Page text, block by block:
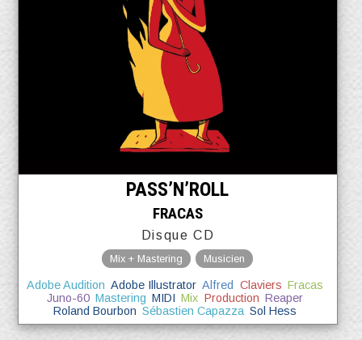
PASS’N’ROLL
FRACAS
Disque CD
Mix + Mastering Musicien
Adobe Audition Adobe Illustrator Alfred Claviers Fracas
Juno-60 Mastering MIDI Mix Production Reaper
Roland Bourbon Sébastien Capazza Sol Hess